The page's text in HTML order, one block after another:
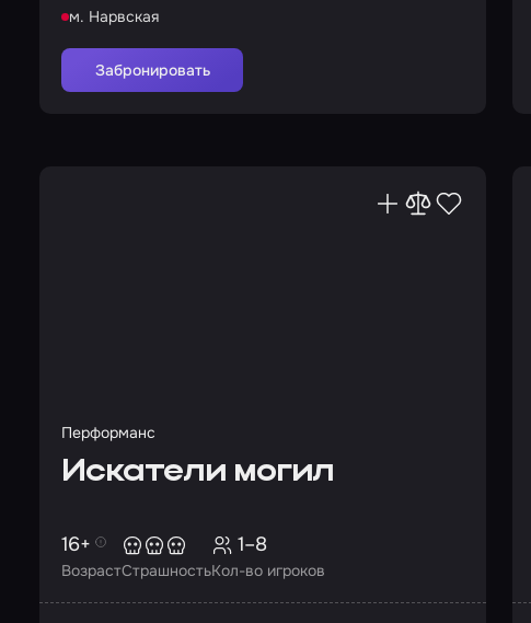
м. Нарвская
Забронировать
Перформанс
Искатели могил
Возраст
16+
СтрашностьКол-во игроков
1–8